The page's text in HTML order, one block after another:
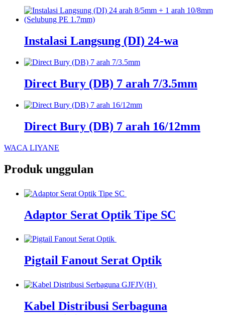
Instalasi Langsung (DI) 24-wa
Direct Bury (DB) 7 arah 7/3.5mm
Direct Bury (DB) 7 arah 16/12mm
WACA LIYANE
Produk unggulan
Adaptor Serat Optik Tipe SC
Pigtail Fanout Serat Optik
Kabel Distribusi Serbaguna